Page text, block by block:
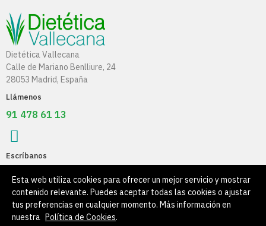
Dietética Vallecana
Calle de Mariano Benlliure, 24
28053 Madrid, España
Llámenos
91 478 61 13
Escríbanos
info@dieteticavallecana.com
Información
Esta web utiliza cookies para ofrecer un mejor servicio y mostrar
contenido relevante. Puedes aceptar todas las cookies o ajustar
tus preferencias en cualquier momento. Más información en
nuestra Política de Cookies.